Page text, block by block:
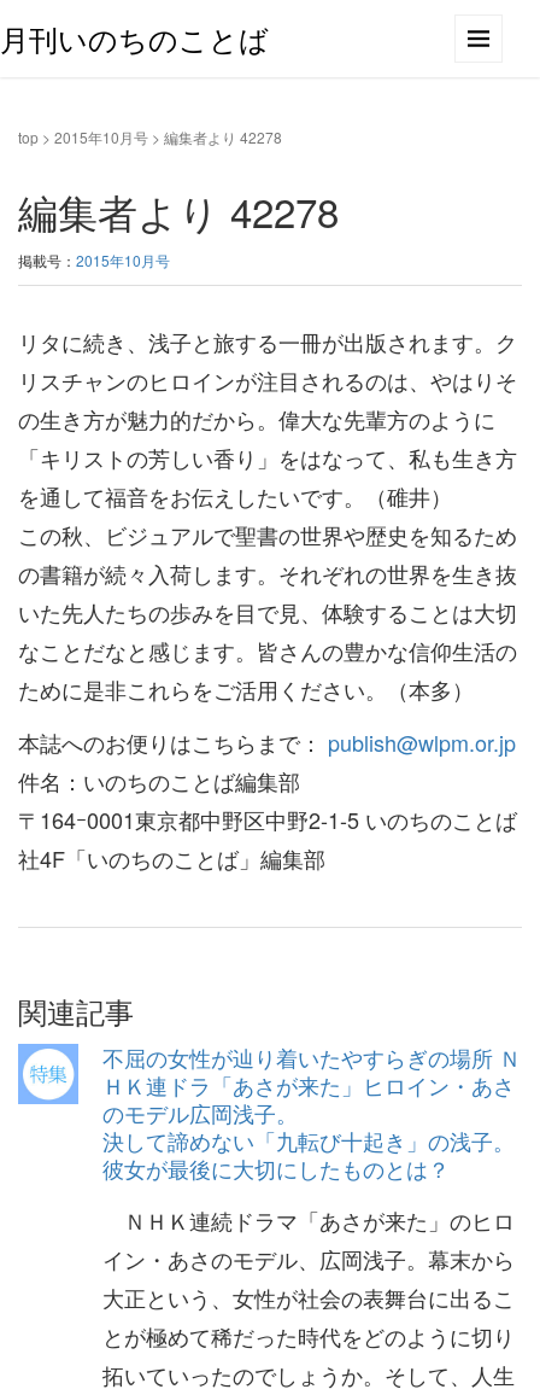
月刊いのちのことば
top > 2015年10月号 > 編集者より 42278
編集者より 42278
掲載号： 2015年10月号
リタに続き、浅子と旅する一冊が出版されます。ク
リスチャンのヒロインが注目されるのは、やはりそ
の生き方が魅力的だから。偉大な先輩方のように
「キリストの芳しい香り」をはなって、私も生き方
を通して福音をお伝えしたいです。（碓井）
この秋、ビジュアルで聖書の世界や歴史を知るため
の書籍が続々入荷します。それぞれの世界を生き抜
いた先人たちの歩みを目で見、体験することは大切
なことだなと感じます。皆さんの豊かな信仰生活の
ために是非これらをご活用ください。（本多）
本誌へのお便りはこちらまで： publish@wlpm.or.jp
件名：いのちのことば編集部
〒164ｰ0001東京都中野区中野2-1-5 いのちのことば
社4F「いのちのことば」編集部
関連記事
不屈の女性が辿り着いたやすらぎの場所 Ｎ
ＨＫ連ドラ「あさが来た」ヒロイン・あさ
のモデル広岡浅子。
決して諦めない「九転び十起き」の浅子。
彼女が最後に大切にしたものとは？
ＮＨＫ連続ドラマ「あさが来た」のヒロ
イン・あさのモデル、広岡浅子。幕末から
大正という、女性が社会の表舞台に出るこ
とが極めて稀だった時代をどのように切り
拓いていったのでしょうか。そして、人生